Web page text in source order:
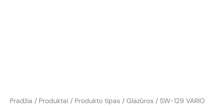
Pradžia / Produktai / Produkto tipas / Glazūros / SW-129 VARIO